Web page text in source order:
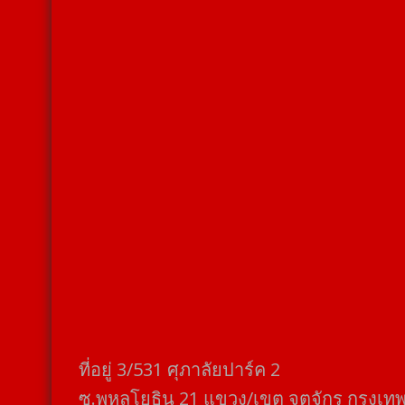
ที่อยู่​ 3/531​ ศุภาลัยปาร์ค​ 2
ซ.พหลโยธิน​ 21​ แขวง/เขต​ จตุจักร​ กรุงเท